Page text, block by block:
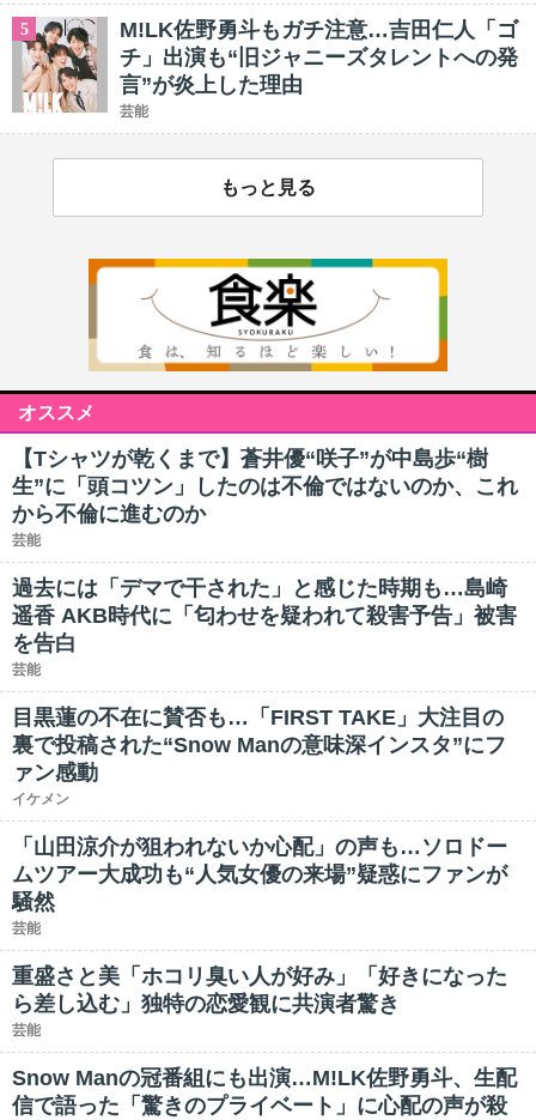
5
M!LK佐野勇斗もガチ注意…吉田仁人「ゴ
チ」出演も“旧ジャニーズタレントへの発
言”が炎上した理由
芸能
もっと見る
オススメ
【Tシャツが乾くまで】蒼井優“咲子”が中島歩“樹
生”に「頭コツン」したのは不倫ではないのか、これ
から不倫に進むのか
芸能
過去には「デマで干された」と感じた時期も…島崎
遥香 AKB時代に「匂わせを疑われて殺害予告」被害
を告白
芸能
目黒蓮の不在に賛否も…「FIRST TAKE」大注目の
裏で投稿された“Snow Manの意味深インスタ”にフ
ァン感動
イケメン
「山田涼介が狙われないか心配」の声も…ソロドー
ムツアー大成功も“人気女優の来場”疑惑にファンが
騒然
芸能
重盛さと美「ホコリ臭い人が好み」「好きになった
ら差し込む」独特の恋愛観に共演者驚き
芸能
Snow Manの冠番組にも出演…M!LK佐野勇斗、生配
信で語った「驚きのプライベート」に心配の声が殺